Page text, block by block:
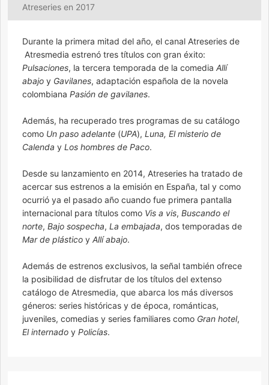
Atreseries en 2017
Durante la primera mitad del año, el canal Atreseries de
Atresmedia estrenó tres títulos con gran éxito:
Pulsaciones, la tercera temporada de la comedia Allí
abajo y Gavilanes, adaptación española de la novela
colombiana Pasión de gavilanes.
Además, ha recuperado tres programas de su catálogo
como Un paso adelante (UPA), Luna, El misterio de
Calenda y Los hombres de Paco.
Desde su lanzamiento en 2014, Atreseries ha tratado de
acercar sus estrenos a la emisión en España, tal y como
ocurrió ya el pasado año cuando fue primera pantalla
internacional para títulos como Vis a vis, Buscando el
norte, Bajo sospecha, La embajada, dos temporadas de
Mar de plástico y Allí abajo.
Además de estrenos exclusivos, la señal también ofrece
la posibilidad de disfrutar de los títulos del extenso
catálogo de Atresmedia, que abarca los más diversos
géneros: series históricas y de época, románticas,
juveniles, comedias y series familiares como Gran hotel,
El internado y Policías.